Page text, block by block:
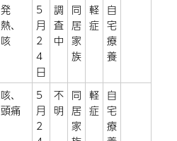
発
熱、
咳
5
月
2
4
日
調
査
中
同
居
家
族
軽
症
自
宅
療
養
咳、
頭痛
5
月
2
不
明
同
居
家
軽
症
自
宅
療